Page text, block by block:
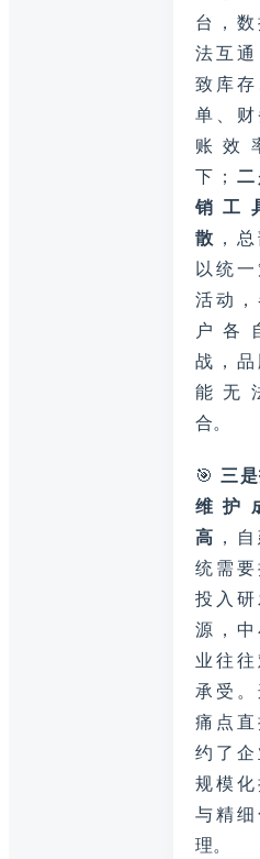
台，数
法互通
致库存
单、财
账效
下； 二
销工
散 ，
以统一
活动，
户各
战，品
能无
合。
🎯 三
维护
高 ，
统需要
投入研
源，中
业往往
承受。
痛点直
约了企
规模化
与精细
理。